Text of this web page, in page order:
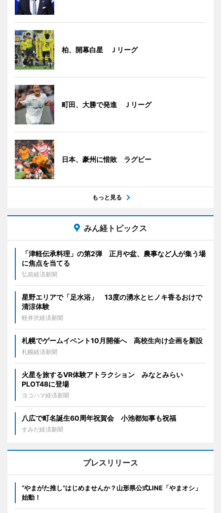
柏、開幕白星 Ｊリーグ
町田、大勝で発進 Ｊリーグ
日本、豪州に惜敗 ラグビー
もっと見る
みん経トピックス
「津軽伝承料理」の第2弾 正月や盆、農事など人が集う場
に焦点を当てる
弘前経済新聞
星野エリアで「足水浴」 13度の湧水とヒノキ香るおけで
清涼体験
軽井沢経済新聞
札幌でゲームイベント10月開催へ 高校生向け企画を新設
札幌経済新聞
火星を旅するVR体験アトラクション みなとみらい
PLOT48に登場
ヨコハマ経済新聞
八広で町名誕生60周年祝賀会 小池都知事も祝福
すみだ経済新聞
プレスリリース
“やまがた推し“はじめませんか？山形県公式LINE「やまオシ」
始動！